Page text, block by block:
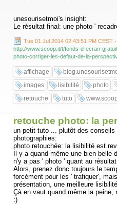
unesourisetmoi's insight:
Le résultat final: une photo '
Tue 01 Jul 2014 02:43:51 PM CEST
http://www.scoop.it/t/fonds-d-ecran-
photo-corriger-les-defaut-de-la-
affichage
images
lisibilité photo
retouche
tuto
retouche photo: la
un petit tuto ... plutôt des conseils
photographies:
photo retouchée: la lisibilité est
Il y a quand même une bien belle
n'y a pas ' photo ' quant au
Alors, prenez donc toujours le
forcément pour les ' trafiquer',
présentation, une meilleure
Çà en vaut quand même la peine,
:)